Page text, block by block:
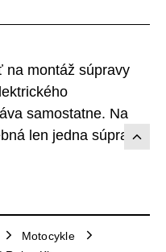
na montáž súpravy
samostatne. Na
len jedna súprava
Motocykle